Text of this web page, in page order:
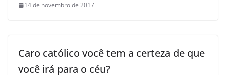
14 de novembro de 2017
Caro católico você tem a certeza de que
você irá para o céu?